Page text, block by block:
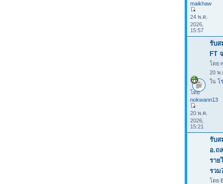
maikhaw
24 พ.ค.
2026,
15:57
รับส
FT
โดย
20 พ.
ใน โ
โดย
nokwann13
20 พ.ค.
2026,
15:21
รับส
อ.ถ
ราย
รวม
โดย